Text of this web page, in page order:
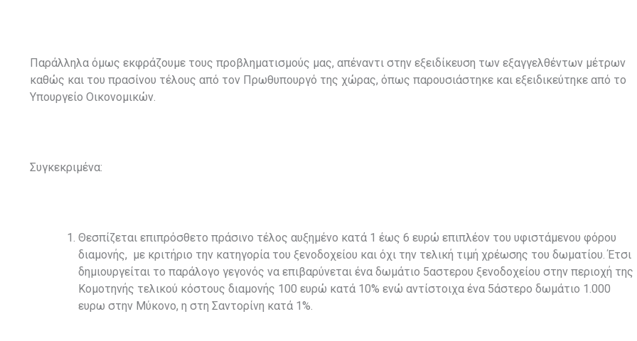
Παράλληλα όμως εκφράζουμε τους προβληματισμούς μας, απέναντι στην εξειδίκευση των εξαγγελθέντων μέτρων
καθώς και του πρασίνου τέλους από τον Πρωθυπουργό της χώρας, όπως παρουσιάστηκε και εξειδικεύτηκε από το
Υπουργείο Οικονομικών.
Συγκεκριμένα:
Θεσπίζεται επιπρόσθετο πράσινο τέλος αυξημένο κατά 1 έως 6 ευρώ επιπλέον του υφιστάμενου φόρου
διαμονής, με κριτήριο την κατηγορία του ξενοδοχείου και όχι την τελική τιμή χρέωσης του δωματίου. Έτσι
δημιουργείται το παράλογο γεγονός να επιβαρύνεται ένα δωμάτιο 5αστερου ξενοδοχείου στην περιοχή της
Κομοτηνής τελικού κόστους διαμονής 100 ευρώ κατά 10% ενώ αντίστοιχα ένα 5άστερο δωμάτιο 1.000
ευρω στην Μύκονο, η στη Σαντορίνη κατά 1%.